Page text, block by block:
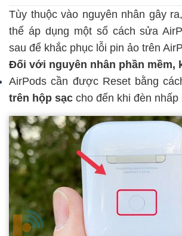
Tùy thuộc vào nguyên nhân gây
thể áp dụng một số cách sửa
sau để khắc phục lỗi pin ảo trên
Đối với nguyên nhân phần mềm,
AirPods cần được Reset bằng
trên hộp sạc cho đến khi đèn nhấp